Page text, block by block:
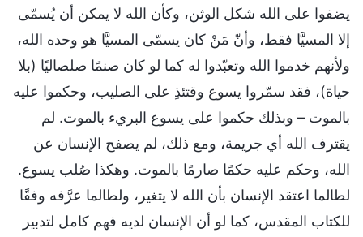
يضفوا على الله شكل الوثن، وكأن الله لا يمكن أن يُسمّى
إلا المسيَّا فقط، وأنّ مَنْ كان يسمّى المسيَّا هو وحده الله،
ولأنهم خدموا الله وتعبّدوا له كما لو كان صنمًا صلصاليًا (بلا
حياة)، فقد سمّروا يسوع وقتئذِ على الصليب، وحكموا عليه
بالموت – وبذلك حكموا على يسوع البريء بالموت. لم
يقترف الله أي جريمة، ومع ذلك، لم يصفح الإنسان عن
الله، وحكم عليه حكمًا صارمًا بالموت. وهكذا صُلب يسوع.
لطالما اعتقد الإنسان بأن الله لا يتغير، ولطالما عرَّفه وفقًا
للكتاب المقدس، كما لو أن الإنسان لديه فهم كامل لتدبير